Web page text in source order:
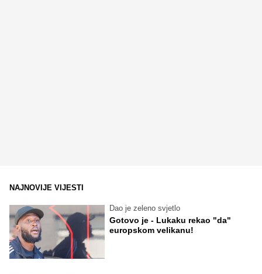
NAJNOVIJE VIJESTI
Dao je zeleno svjetlo
Gotovo je - Lukaku rekao "da"
europskom velikanu!